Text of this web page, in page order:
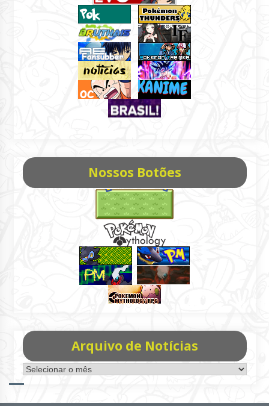
Nossos Botões
Arquivo de Notícias
Arquivo
de